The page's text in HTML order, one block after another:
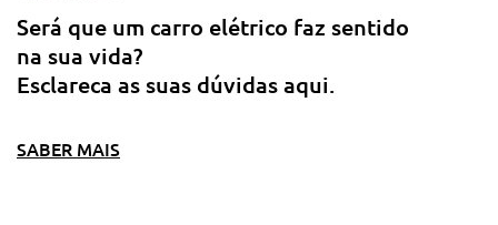
Será que um carro elétrico faz sentido
na sua vida?
Esclareca as suas dúvidas aqui.
SABER MAIS